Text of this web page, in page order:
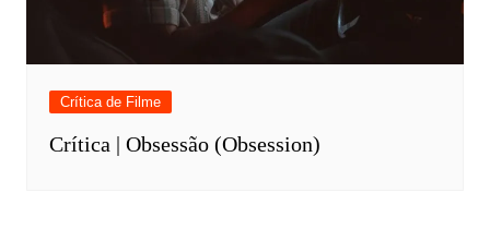
Crítica de Filme
Crítica | Obsessão (Obsession)